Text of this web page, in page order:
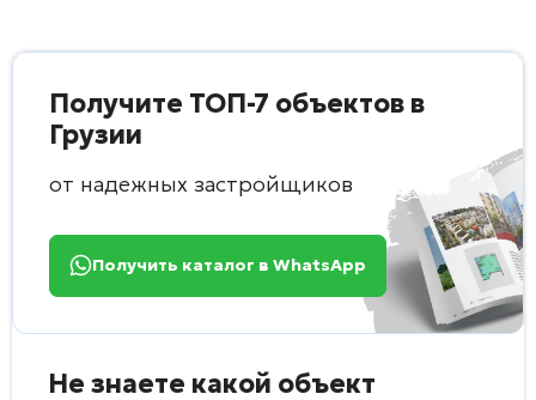
Получите ТОП-7 объектов в
Грузии
от надежных застройщиков
Получить каталог в WhatsApp
Не знаете какой объект